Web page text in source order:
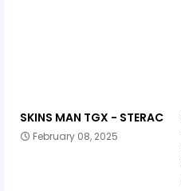
SKINS MAN TGX - STERAC
February 08, 2025